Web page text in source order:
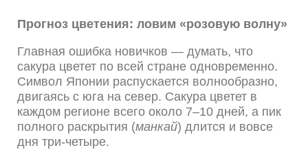
Прогноз цветения: ловим «розовую волну»
Главная ошибка новичков — думать, что
сакура цветет по всей стране одновременно.
Символ Японии распускается волнообразно,
двигаясь с юга на север. Сакура цветет в
каждом регионе всего около 7–10 дней, а пик
полного раскрытия (манкай) длится и вовсе
дня три-четыре.